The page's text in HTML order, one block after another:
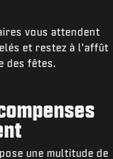
vous attendent
et restez à l'affût
des fêtes.
une multitude de